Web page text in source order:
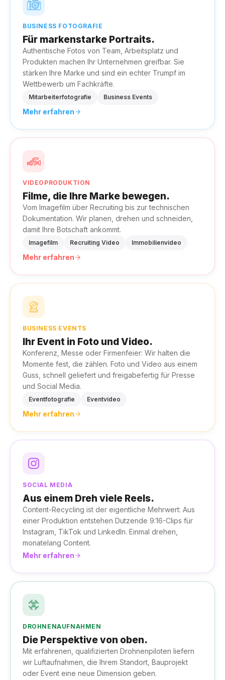
BUSINESS FOTOGRAFIE
Für markenstarke Portraits.
Authentische Fotos von Team, Arbeitsplatz und
Produkten machen Ihr Unternehmen greifbar. Sie
stärken Ihre Marke und sind ein echter Trumpf im
Wettbewerb um Fachkräfte.
Mitarbeiterfotografie Business Events
Mehr erfahren
VIDEOPRODUKTION
Filme, die Ihre Marke bewegen.
Vom Imagefilm über Recruiting bis zur technischen
Dokumentation. Wir planen, drehen und schneiden,
damit Ihre Botschaft ankommt.
Imagefilm Recruiting Video Immobilienvideo
Mehr erfahren
BUSINESS EVENTS
Ihr Event in Foto und Video.
Konferenz, Messe oder Firmenfeier: Wir halten die
Momente fest, die zählen. Foto und Video aus einem
Guss, schnell geliefert und freigabefertig für Presse
und Social Media.
Eventfotografie Eventvideo
Mehr erfahren
SOCIAL MEDIA
Aus einem Dreh viele Reels.
Content-Recycling ist der eigentliche Mehrwert: Aus
einer Produktion entstehen Dutzende 9:16-Clips für
Instagram, TikTok und LinkedIn. Einmal drehen,
monatelang Content.
Mehr erfahren
DROHNENAUFNAHMEN
Die Perspektive von oben.
Mit erfahrenen, qualifizierten Drohnenpiloten liefern
wir Luftaufnahmen, die Ihrem Standort, Bauprojekt
oder Event eine neue Dimension geben.